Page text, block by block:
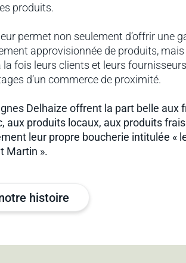
produits.
permet non seulement d’offrir une
approvisionnée de produits,
la fois leurs clients et leurs
d’un commerce de proximité.
Delhaize offrent la part belle aux
aux produits locaux, aux produits
leur propre boucherie intitulée «
Martin ».
histoire
Un
un